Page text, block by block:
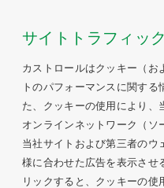
サイトトラフィッ
カストロールはクッキー（お
トのパフォーマンスに関する
た、クッキーの使用により、
オンラインネットワーク（ソ
当社サイトおよび第三者のウ
様に合わせた広告を表示させ
リックすると、クッキーの使